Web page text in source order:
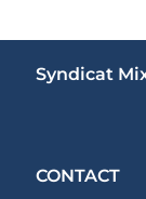
Syndicat
CONTACT